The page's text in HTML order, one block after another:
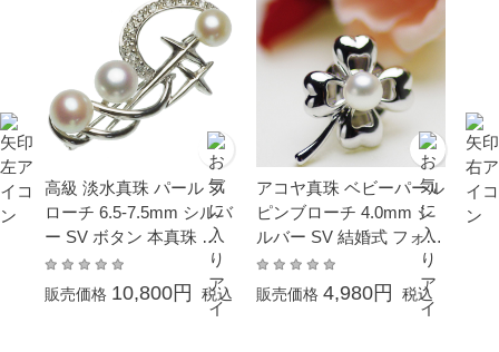
高級 淡水真珠 パール ブ
ローチ 6.5-7.5mm シルバ
ー SV ボタン 本真珠 ブ
ローチ 結婚式 冠婚葬祭
成人式 卒業式 入学式 母
の日 プレゼント 真珠 カ
販売価格 10,800円 税込
アコヤ真珠 ベビーパール
ピンブローチ 4.0mm シ
ルバー SV 結婚式 フォー
マル カジュアル 普段使
い
販売価格 4,980円 税込